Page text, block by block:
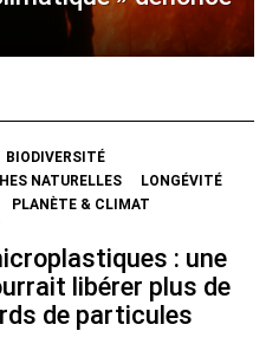
BIODIVERSITÉ
NATURELLES
LONGÉVITÉ
PLANÈTE & CLIMAT
: une
libérer plus de
de particules